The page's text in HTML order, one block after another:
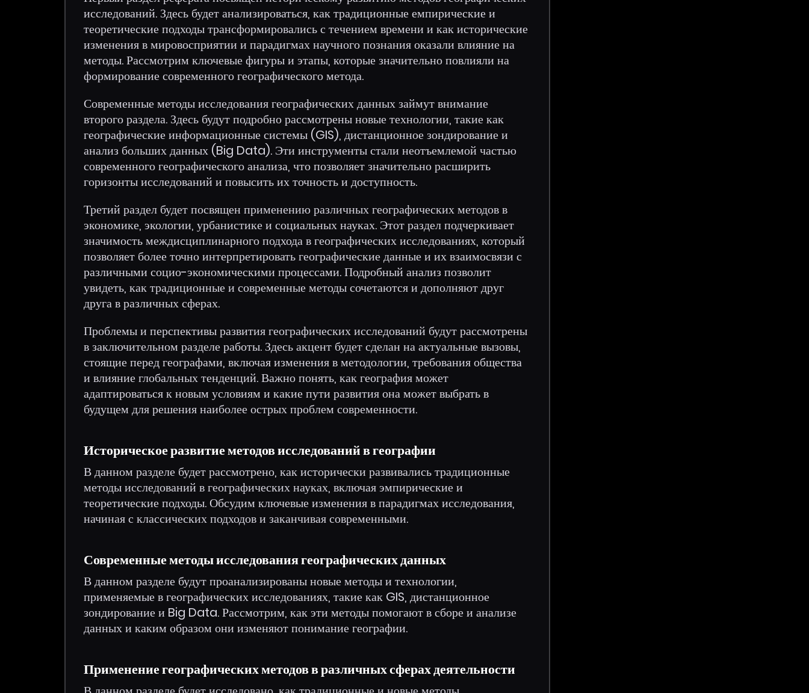
исследований. Здесь будет анализироваться, как традиционные емпирические и
теоретические подходы трансформировались с течением времени и как исторические
изменения в мировосприятии и парадигмах научного познания оказали влияние на
методы. Рассмотрим ключевые фигуры и этапы, которые значительно повлияли на
формирование современного географического метода.
Современные методы исследования географических данных займут внимание
второго раздела. Здесь будут подробно рассмотрены новые технологии, такие как
географические информационные системы (GIS), дистанционное зондирование и
анализ больших данных (Big Data). Эти инструменты стали неотъемлемой частью
современного географического анализа, что позволяет значительно расширить
горизонты исследований и повысить их точность и доступность.
Третий раздел будет посвящен применению различных географических методов в
экономике, экологии, урбанистике и социальных науках. Этот раздел подчеркивает
значимость междисциплинарного подхода в географических исследованиях, который
позволяет более точно интерпретировать географические данные и их взаимосвязи с
различными социо-экономическими процессами. Подробный анализ позволит
увидеть, как традиционные и современные методы сочетаются и дополняют друг
друга в различных сферах.
Проблемы и перспективы развития географических исследований будут рассмотрены
в заключительном разделе работы. Здесь акцент будет сделан на актуальные вызовы,
стоящие перед географами, включая изменения в методологии, требования общества
и влияние глобальных тенденций. Важно понять, как география может
адаптироваться к новым условиям и какие пути развития она может выбрать в
будущем для решения наиболее острых проблем современности.
Историческое развитие методов исследований в географии
В данном разделе будет рассмотрено, как исторически развивались традиционные
методы исследований в географических науках, включая эмпирические и
теоретические подходы. Обсудим ключевые изменения в парадигмах исследования,
начиная с классических подходов и заканчивая современными.
Современные методы исследования географических данных
В данном разделе будут проанализированы новые методы и технологии,
применяемые в географических исследованиях, такие как GIS, дистанционное
зондирование и Big Data. Рассмотрим, как эти методы помогают в сборе и анализе
данных и каким образом они изменяют понимание географии.
Применение географических методов в различных сферах деятельности